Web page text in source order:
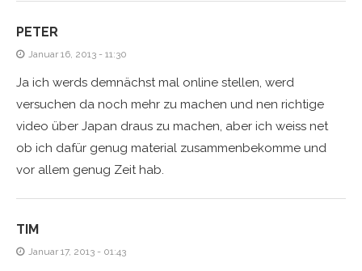
PETER
Januar 16, 2013 - 11:30
Ja ich werds demnächst mal online stellen, werd
versuchen da noch mehr zu machen und nen richtige
video über Japan draus zu machen, aber ich weiss net
ob ich dafür genug material zusammenbekomme und
vor allem genug Zeit hab.
TIM
Januar 17, 2013 - 01:43